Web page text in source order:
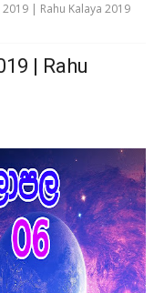
| Rahu Kalaya 2019
| Rahu